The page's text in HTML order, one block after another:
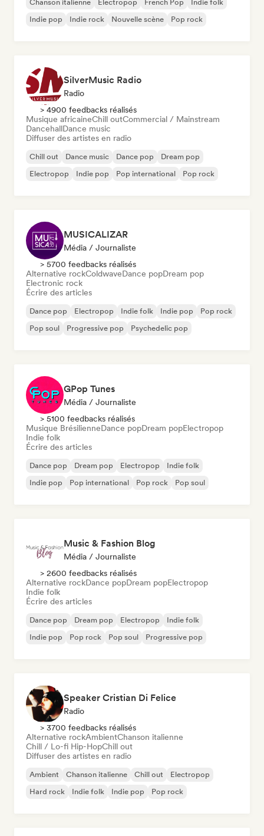
Chanson italienne Electropop French Pop
Indie folk
Indie pop
Indie rock Nouvelle scène Pop rock
SilverMusic Radio
Radio
> 4900 feedbacks réalisés
Musique africaineChill outCommercial / Mainstream
DancehallDance music
Diffuser des artistes en radio
Chill out Dance music Dance pop
Dream pop
Electropop
Indie pop Pop international Pop rock
MUSICALIZAR
Média / Journaliste
> 5700 feedbacks réalisés
Alternative rockColdwaveDance popDream pop
Electronic rock
Écrire des articles
Dance pop Electropop Indie folk Indie pop
Pop rock
Pop soul
Progressive pop Psychedelic pop
GPop Tunes
Média / Journaliste
> 5100 feedbacks réalisés
Musique BrésilienneDance popDream popElectropop
Indie folk
Écrire des articles
Dance pop Dream pop Electropop
Indie folk
Indie pop
Pop international Pop rock Pop soul
Music & Fashion Blog
Média / Journaliste
> 2600 feedbacks réalisés
Alternative rockDance popDream popElectropop
Indie folk
Écrire des articles
Dance pop Dream pop Electropop
Indie folk
Indie pop
Pop rock Pop soul Progressive pop
Speaker Cristian Di Felice
Radio
> 3700 feedbacks réalisés
Alternative rockAmbientChanson italienne
Chill / Lo-fi Hip-HopChill out
Diffuser des artistes en radio
Ambient Chanson italienne Chill out
Electropop
Hard rock
Indie folk Indie pop Pop rock